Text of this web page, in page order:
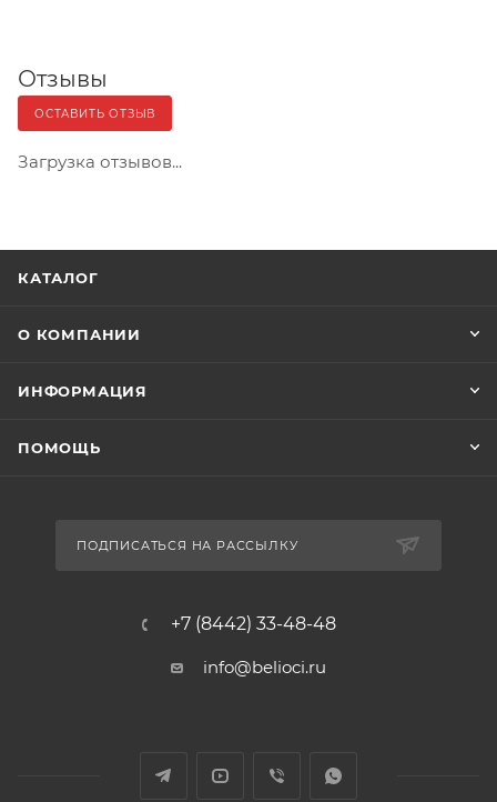
Отзывы
ОСТАВИТЬ ОТЗЫВ
Загрузка отзывов...
КАТАЛОГ
О КОМПАНИИ
ИНФОРМАЦИЯ
ПОМОЩЬ
ПОДПИСАТЬСЯ НА РАССЫЛКУ
+7 (8442) 33-48-48
info@belioci.ru